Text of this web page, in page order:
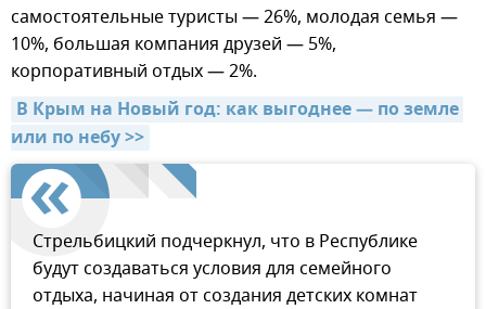
самостоятельные туристы — 26%, молодая семья —
10%, большая компания друзей — 5%,
корпоративный отдых — 2%.
В Крым на Новый год: как выгоднее — по земле
или по небу >>
Стрельбицкий подчеркнул, что в Республике
будут создаваться условия для семейного
отдыха, начиная от создания детских комнат